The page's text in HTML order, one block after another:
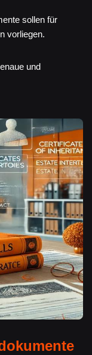
sollen für
vorliegen.
und